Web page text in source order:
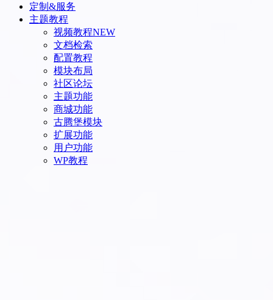
定制&服务
主题教程
视频教程NEW
文档检索
配置教程
模块布局
社区论坛
主题功能
商城功能
古腾堡模块
扩展功能
用户功能
WP教程